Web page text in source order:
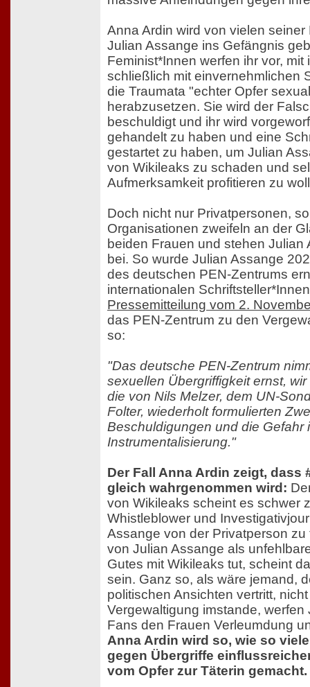
Anna Ardin wird von vielen
Julian Assange ins Gefängnis
Feminist*Innen werfen ihr vor,
schließlich mit einvernehmlichen
die Traumata "echter Opfer
herabzusetzen. Sie wird der
beschuldigt und ihr wird
gehandelt zu haben und eine
gestartet zu haben, um Julian
von Wikileaks zu schaden und
Aufmerksamkeit profitieren zu
Doch nicht nur Privatpersonen,
Organisationen zweifeln an der
beiden Frauen und stehen Julian
bei. So wurde Julian Assange
des deutschen PEN-Zentrums
internationalen
Pressemitteilung vom 2.
das PEN-Zentrum zu den
so:
"Das deutsche PEN-Zentrum
sexuellen Übergriffigkeit ernst,
die von Nils Melzer, dem UN-
Folter, wiederholt formulierten
Beschuldigungen und die Gefahr
Instrumentalisierung."
Der Fall Anna Ardin zeigt, dass
gleich wahrgenommen wird:
von Wikileaks scheint es schwer
Whistleblower und
Assange von der Privatperson
von Julian Assange als
Gutes mit Wikileaks tut, scheint
sein. Ganz so, als wäre jemand,
politischen Ansichten vertritt,
Vergewaltigung imstande, werfen
Fans den Frauen Verleumdung
Anna Ardin wird so, wie so
gegen Übergriffe
vom Opfer zur Täterin gemacht.